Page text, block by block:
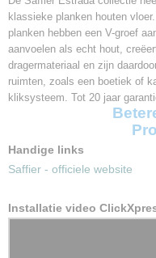
2V - lange zijdes
Gebruiksklasse
23 / 32
Slijtageklasse
AC4
Klik systeem
Geschikt
Garantie
klassieke planken houten
planken hebben een V-groef
aanvoelen als echt hout,
dragermateriaal en zijn
ruimten, zoals een boetiek of
kliksysteem. Tot 20 jaar
Handige links
Saffier - officiele website
Installatie video